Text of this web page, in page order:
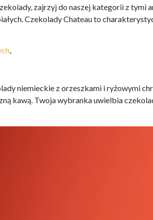
zajrzyj do naszej kategorii z tymi
Czekolady Chateau to
,
niemieckie z orzeszkami i ryżowymi
kawą. Twoja wybranka uwielbia